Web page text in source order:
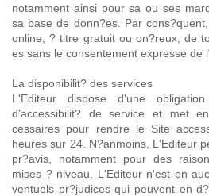
notamment ainsi pour sa ou ses
sa base de donn?es. Par
online, ? titre gratuit ou on?reux, de
es sans le consentement expresse de
La disponibilit? des services
L'Editeur dispose d'une
d'accessibilit? de service et met
cessaires pour rendre le Site
heures sur 24. N?anmoins, L'Editeur
pr?avis, notamment pour des
mises ? niveau. L'Editeur n'est en
ventuels pr?judices qui peuvent en